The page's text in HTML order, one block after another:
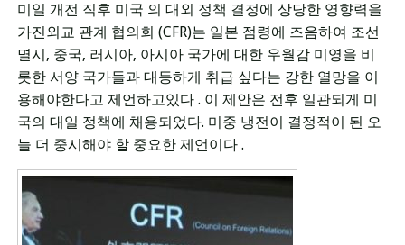
미일 개전 직후 미국 의 대외 정책 결정에 상당한 영향력을
가진외교 관계 협의회 (CFR)는 일본 점령에 즈음하여 조선
멸시, 중국, 러시아, 아시아 국가에 대한 우월감 미영을 비
롯한 서양 국가들과 대등하게 취급 싶다는 강한 열망을 이
용해야한다고 제언하고있다 . 이 제안은 전후 일관되게 미
국의 대일 정책에 채용되었다. 미중 냉전이 결정적이 된 오
늘 더 중시해야 할 중요한 제언이다 .